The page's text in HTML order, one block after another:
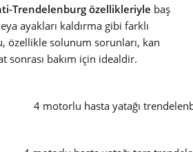
Trendelenburg özellikleriyle baş
ayakları kaldırma gibi farklı
özellikle solunum sorunları, kan
sonrası bakım için idealdir.
4 motorlu hasta yatağı